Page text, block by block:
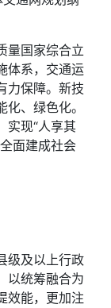
国家综合立
体系，交通运
力保障。新技
、绿色化。
实现“人享其
面建成社会
及以上行政
以统筹融合为
效能，更加注